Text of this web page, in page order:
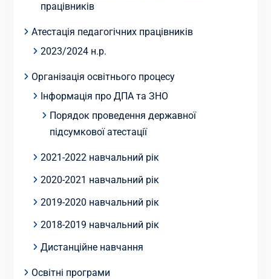
працівників
Атестація педагогічних працівників
2023/2024 н.р.
Організація освітнього процесу
Інформація про ДПА та ЗНО
Порядок проведення державної
підсумкової атестації
2021-2022 навчальний рік
2020-2021 навчальний рік
2019-2020 навчальний рік
2018-2019 навчальний рік
Дистанційне навчання
Освітні програми